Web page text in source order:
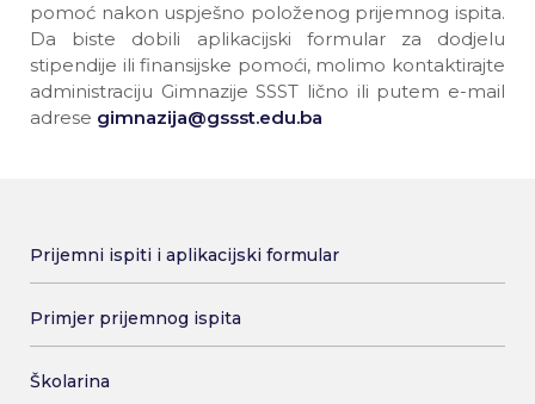
Prijemni ispiti i aplikacijski formular
Primjer prijemnog ispita
Školarina
pomoć nakon uspješno položenog prijemnog ispita.
Da biste dobili aplikacijski formular za dodjelu
stipendije ili finansijske pomoći, molimo kontaktirajte
administraciju Gimnazije SSST lično ili putem e-mail
adrese gimnazija@gssst.edu.ba